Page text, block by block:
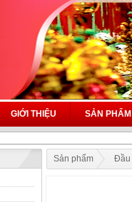
GIỚI THIỆU SẢN PHẨM
Sản phẩm Đầu